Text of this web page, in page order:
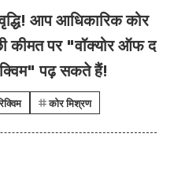
आप आधिकारिक कोर
कीमत पर "वॉक्योर ऑफ द
पढ़ सकते हैं!
कोर मिश्रण